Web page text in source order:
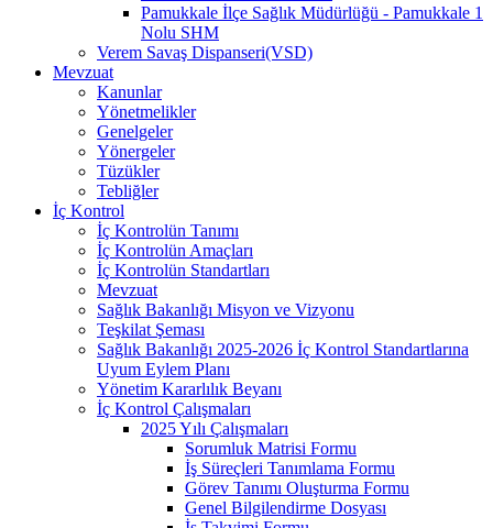
Pamukkale İlçe Sağlık Müdürlüğü - Pamukkale 1
Nolu SHM
Verem Savaş Dispanseri(VSD)
Mevzuat
Kanunlar
Yönetmelikler
Genelgeler
Yönergeler
Tüzükler
Tebliğler
İç Kontrol
İç Kontrolün Tanımı
İç Kontrolün Amaçları
İç Kontrolün Standartları
Mevzuat
Sağlık Bakanlığı Misyon ve Vizyonu
Teşkilat Şeması
Sağlık Bakanlığı 2025-2026 İç Kontrol Standartlarına
Uyum Eylem Planı
Yönetim Kararlılık Beyanı
İç Kontrol Çalışmaları
2025 Yılı Çalışmaları
Sorumluk Matrisi Formu
İş Süreçleri Tanımlama Formu
Görev Tanımı Oluşturma Formu
Genel Bilgilendirme Dosyası